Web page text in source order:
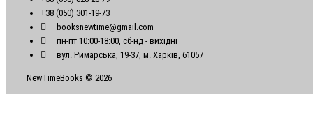
+38 (050) 301-19-73
booksnewtime@gmail.com
пн-пт 10:00-18:00, сб-нд - вихідні
вул. Римарська, 19-37, м. Харків, 61057
NewTimeBooks © 2026